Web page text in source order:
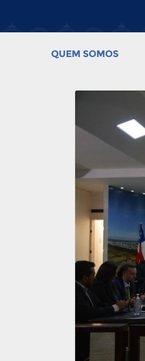
QUEM SOMOS